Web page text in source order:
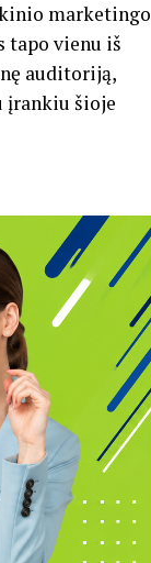
marketingo
tapo vienu iš
auditoriją,
įrankiu šioje